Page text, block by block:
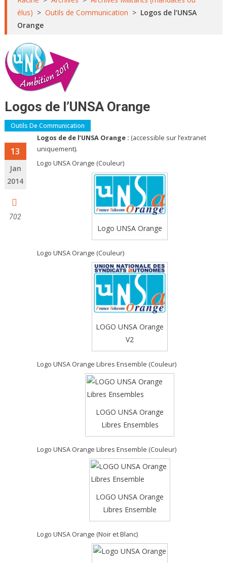
élus) > Outils de Communication > Logos de l’UNSA
Orange
Logos de l’UNSA Orange
Outils De Communication
13
Jan
2014
702
Logos de de l’UNSA Orange : (accessible sur l’extranet
uniquement).
Logo UNSA Orange (Couleur)
Logo UNSA Orange
Logo UNSA Orange (Couleur)
LOGO UNSA Orange
V2
Logo UNSA Orange Libres Ensemble (Couleur)
LOGO UNSA Orange
Libres Ensembles
Logo UNSA Orange Libres Ensemble (Couleur)
LOGO UNSA Orange
Libres Ensemble
Logo UNSA Orange (Noir et Blanc)